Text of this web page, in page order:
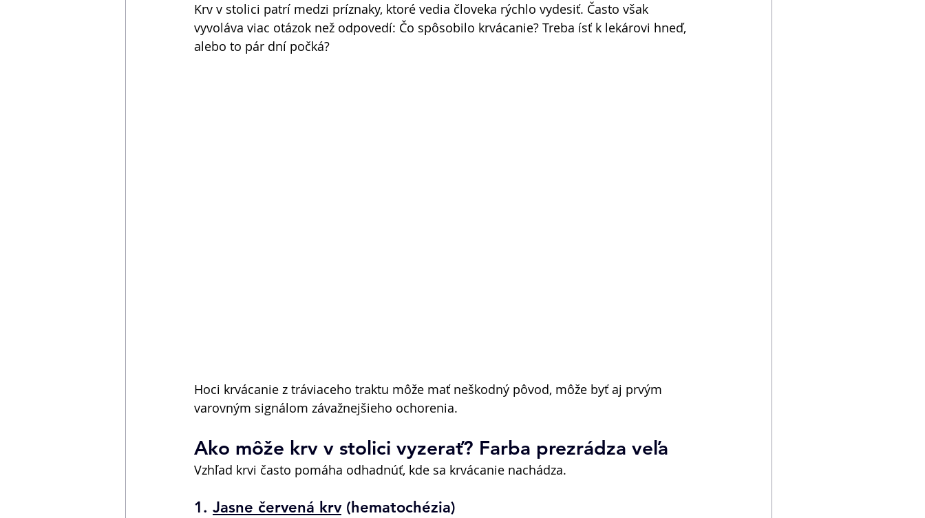
Krv v stolici patrí medzi príznaky, ktoré vedia človeka rýchlo vydesiť. Často však
vyvoláva viac otázok než odpovedí: Čo spôsobilo krvácanie? Treba ísť k lekárovi hneď,
alebo to pár dní počká?
Hoci krvácanie z tráviaceho traktu môže mať neškodný pôvod, môže byť aj prvým
varovným signálom závažnejšieho ochorenia.
Ako môže krv v stolici vyzerať? Farba prezrádza veľa
Vzhľad krvi často pomáha odhadnúť, kde sa krvácanie nachádza.
1. Jasne červená krv (hematochézia)